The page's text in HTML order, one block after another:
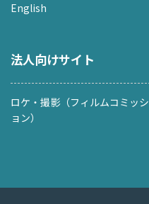
English
法人向けサイト
ロケ・撮影（フィルムコミッシ
ョン）